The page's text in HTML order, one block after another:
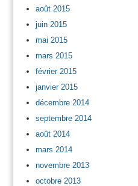
août 2015
juin 2015
mai 2015
mars 2015
février 2015
janvier 2015
décembre 2014
septembre 2014
août 2014
mars 2014
novembre 2013
octobre 2013